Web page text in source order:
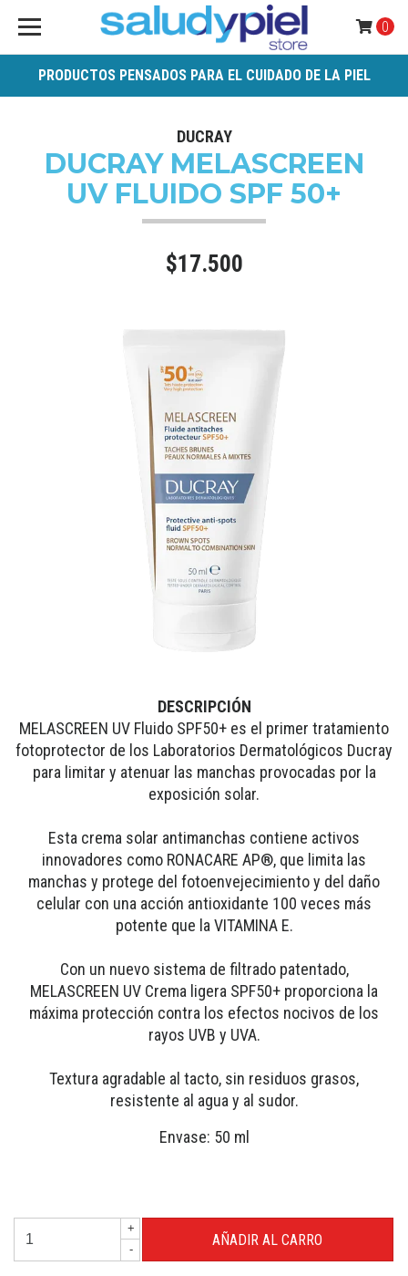
PRODUCTOS PENSADOS PARA EL CUIDADO DE LA PIEL
0
DUCRAY
DUCRAY MELASCREEN
UV FLUIDO SPF 50+
$17.500
DESCRIPCIÓN
MELASCREEN UV Fluido SPF50+ es el primer tratamiento
fotoprotector de los Laboratorios Dermatológicos Ducray
para limitar y atenuar las manchas provocadas por la
exposición solar.
Esta crema solar antimanchas contiene activos
innovadores como RONACARE AP®, que limita las
manchas y protege del fotoenvejecimiento y del daño
celular con una acción antioxidante 100 veces más
potente que la VITAMINA E.
Con un nuevo sistema de filtrado patentado,
MELASCREEN UV Crema ligera SPF50+ proporciona la
máxima protección contra los efectos nocivos de los
rayos UVB y UVA.
Textura agradable al tacto, sin residuos grasos,
resistente al agua y al sudor.
Envase: 50 ml
+
-